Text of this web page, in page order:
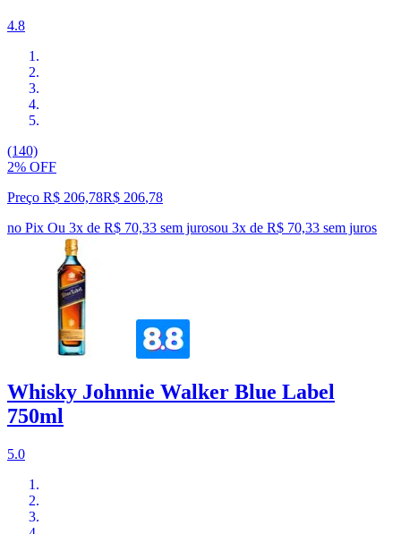
4.8
(140)
2% OFF
Preço R$ 206,78R$ 206,78
no Pix Ou 3x de R$ 70,33 sem jurosou 3x de R$ 70,33 sem juros
Whisky Johnnie Walker Blue Label
750ml
5.0